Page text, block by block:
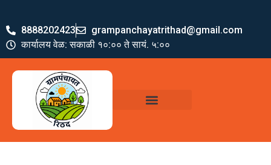
8888202423
grampanchayatrithad@gmail.com
कार्यालय वेळ: सकाळी १०:०० ते सायं. ५:००